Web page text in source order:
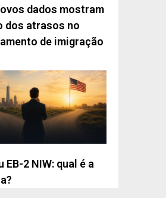
dados mostram
dos atrasos no
de imigração
EB-2 NIW: qual é a